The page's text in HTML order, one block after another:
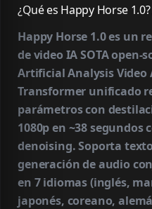
¿Qué es Happy Horse
Happy Horse 1.0 es un
de video IA SOTA
Artificial Analysis Video
Transformer unificado
parámetros con
1080p en ~38 segundos
denoising. Soporta
generación de audio
en 7 idiomas (inglés,
japonés, coreano,